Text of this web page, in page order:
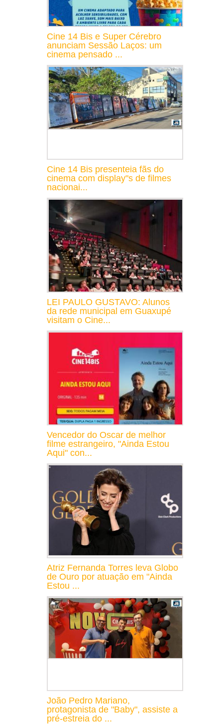
Cine 14 Bis e Super Cérebro
anunciam Sessão Laços: um
cinema pensado ...
Cine 14 Bis presenteia fãs do
cinema com display"s de filmes
nacionai...
LEI PAULO GUSTAVO: Alunos
da rede municipal em Guaxupé
visitam o Cine...
Vencedor do Oscar de melhor
filme estrangeiro, "Ainda Estou
Aqui" con...
Atriz Fernanda Torres leva Globo
de Ouro por atuação em "Ainda
Estou ...
João Pedro Mariano,
protagonista de "Baby", assiste a
pré-estreia do ...